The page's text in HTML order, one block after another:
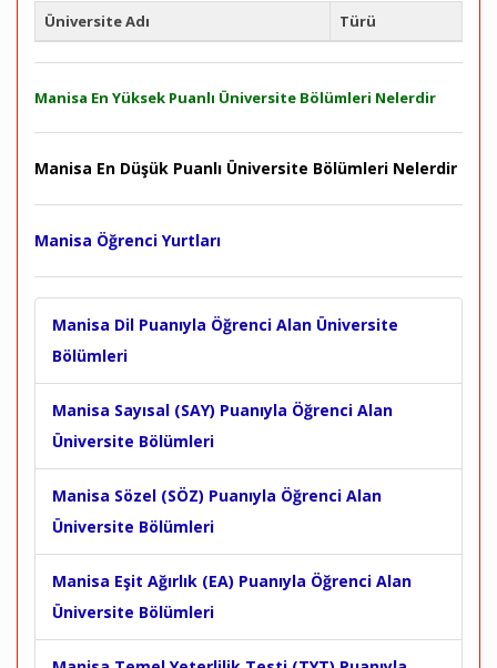
Üniversite Adı Türü
Manisa En Yüksek Puanlı Üniversite Bölümleri Nelerdir
Manisa En Düşük Puanlı Üniversite Bölümleri Nelerdir
Manisa Öğrenci Yurtları
Manisa Dil Puanıyla Öğrenci Alan Üniversite
Bölümleri
Manisa Sayısal (SAY) Puanıyla Öğrenci Alan
Üniversite Bölümleri
Manisa Sözel (SÖZ) Puanıyla Öğrenci Alan
Üniversite Bölümleri
Manisa Eşit Ağırlık (EA) Puanıyla Öğrenci Alan
Üniversite Bölümleri